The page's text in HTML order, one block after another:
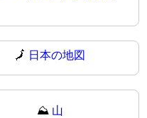
🗾 日本の地図
⛰ 山